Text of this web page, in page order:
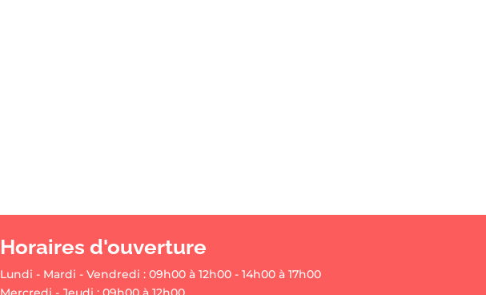
Horaires d'ouverture
Lundi - Mardi - Vendredi : 09h00 à 12h00 - 14h00 à 17h00